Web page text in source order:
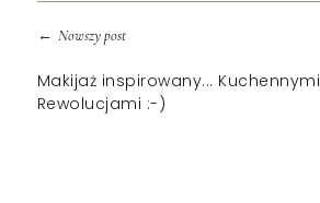
← Nowszy post
Makijaż inspirowany... Kuchennymi
Rewolucjami :-)